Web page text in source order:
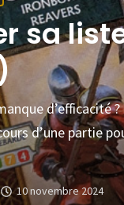
sa
d’efficacité
d’une partie
10 novembre 2024